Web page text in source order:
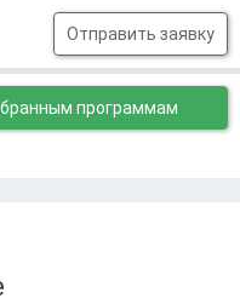
Отправить заявку
программам